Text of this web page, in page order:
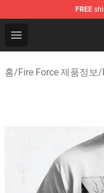
FREE
Open menu
Fire Force Store -
홈/Fire Force 제품정보/